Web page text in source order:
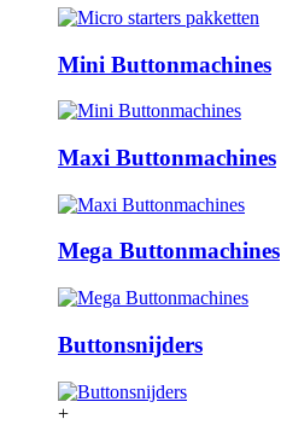
Mini Buttonmachines
Maxi Buttonmachines
Mega Buttonmachines
Buttonsnijders
+